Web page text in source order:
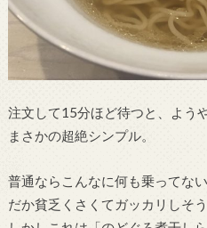
注文して15分ほど待つと、よう
まさかの超絶シンプル。
普通ならこんなに何も乗ってな
だか貧乏くさくてガッカリしそう